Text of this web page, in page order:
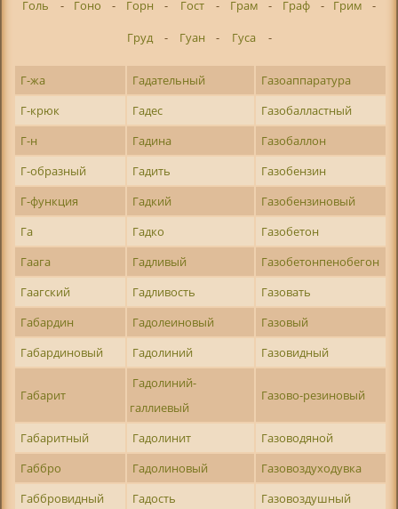
Голь
- Гоно - Горн - Гост - Грам - Граф - Грим
-
Груд
- Гуан - Гуса -
Г-жа Гадательный
Газоаппаратура
Г-крюк
Гадес
Газобалластный
Г-н
Гадина
Газобаллон
Г-образный
Гадить
Газобензин
Г-функция
Гадкий
Газобензиновый
Га
Гадко
Газобетон
Гаага
Гадливый
Газобетонпенобегон
Гаагский
Гадливость
Газовать
Габардин
Гадолеиновый
Газовый
Габардиновый
Гадолиний Газовидный
Габарит
Гадолиний-
галлиевый
Газово-резиновый
Габаритный Гадолинит
Газоводяной
Габбро
Гадолиновый
Газовоздуходувка
Габбровидный
Гадость
Газовоздушный